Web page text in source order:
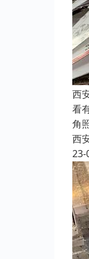
西
看
角
西
23-